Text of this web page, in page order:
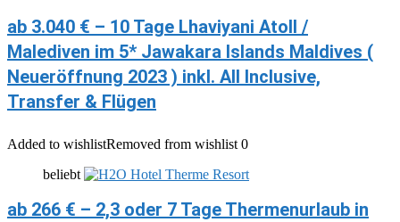
ab 3.040 € – 10 Tage Lhaviyani Atoll /
Malediven im 5* Jawakara Islands Maldives (
Neueröffnung 2023 ) inkl. All Inclusive,
Transfer & Flügen
Added to wishlistRemoved from wishlist 0
beliebt
ab 266 € – 2,3 oder 7 Tage Thermenurlaub in